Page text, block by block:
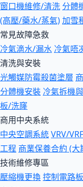
窗口機維修/清洗 分體
(高壓/藥水/蒸氣)加雪
常見故障急救
冷氣滴水/漏水 冷氣唔
清洗與安裝
光觸媒防霉殺菌塗層
分體機安裝 冷氣拆機
板/洗窿
商用中央系統
中央空調系統VRV/
工程 商業保養合約 (大
技術維修專區
壓縮機更換控制電路